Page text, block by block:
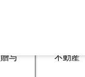
与 不動産